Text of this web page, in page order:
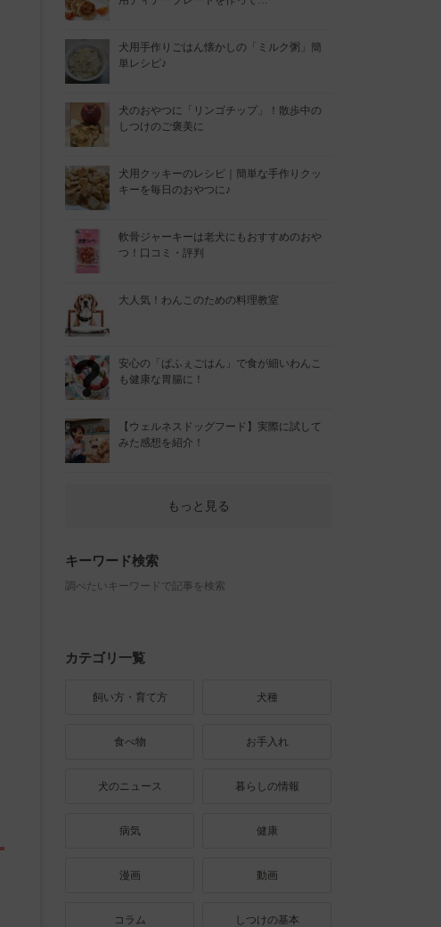
犬用手作りごはん懐かしの「ミルク粥」簡
単レシピ♪
犬のおやつに「リンゴチップ」！散歩中の
しつけのご褒美に
犬用クッキーのレシピ｜簡単な手作りクッ
キーを毎日のおやつに♪
軟骨ジャーキーは老犬にもおすすめのおや
つ！口コミ・評判
大人気！わんこのための料理教室
安心の「ぱふぇごはん」で食が細いわんこ
も健康な胃腸に！
【ウェルネスドッグフード】実際に試して
みた感想を紹介！
もっと見る
キーワード検索
調べたいキーワードで記事を検索
カテゴリ一覧
飼い方・育て方 犬種
食べ物 お手入れ
犬のニュース 暮らしの情報
病気 健康
漫画 動画
コラム しつけの基本